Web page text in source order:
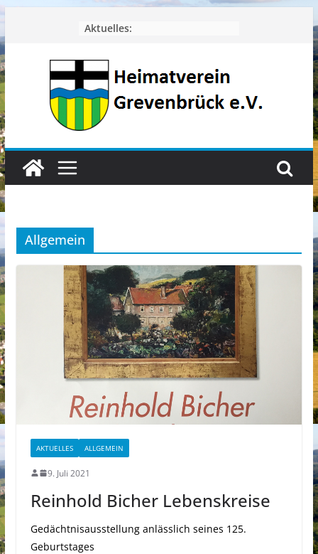
Zum
Inhalt
springen
Aktuelles:
Allgemein
AKTUELLES ALLGEMEIN
9. Juli 2021
Reinhold Bicher Lebenskreise
Gedächtnisausstellung anlässlich seines 125.
Geburtstages